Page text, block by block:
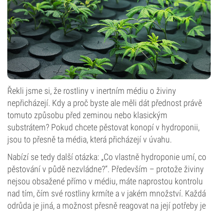
Řekli jsme si, že rostliny v inertním médiu o živiny
nepřicházejí. Kdy a proč byste ale měli dát přednost právě
tomuto způsobu před zeminou nebo klasickým
substrátem? Pokud chcete pěstovat konopí v hydroponii,
jsou to přesně ta média, která přicházejí v úvahu.
Nabízí se tedy další otázka: „Co vlastně hydroponie umí, co
pěstování v půdě nezvládne?“. Především – protože živiny
nejsou obsažené přímo v médiu, máte naprostou kontrolu
nad tím, čím své rostliny krmíte a v jakém množství. Každá
odrůda je jiná, a možnost přesně reagovat na její potřeby je